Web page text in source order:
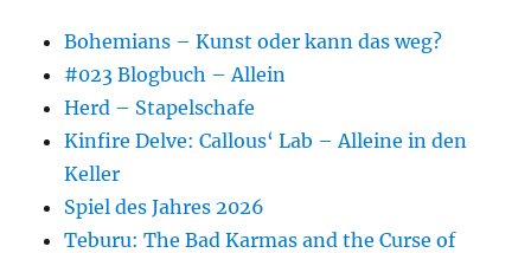
Bohemians – Kunst oder kann das weg?
#023 Blogbuch – Allein
Herd – Stapelschafe
Kinfire Delve: Callous‘ Lab – Alleine in den
Keller
Spiel des Jahres 2026
Teburu: The Bad Karmas and the Curse of